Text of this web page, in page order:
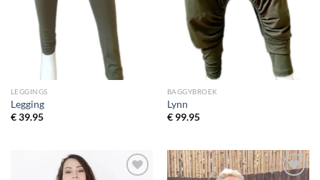
LEGGINGS
Legging
€39.95
BAGGYBROEK
Lynn
€99.95